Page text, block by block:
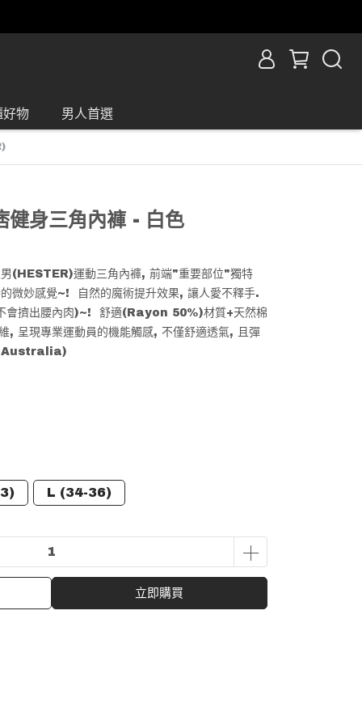
好物 男人首選
身三角內褲 - 白色
(HESTER)運動三角內褲, 前端"重要部位"獨特
微妙感覺~! 自然的魔術提升效果, 讓人愛不釋手.
會擠出腰內肉)~! 舒適(Rayon 50%)材質+天然棉
現專業運動員的機能觸感, 不僅舒適透氣, 且彈
Australia)
L (34-36)
立即購買